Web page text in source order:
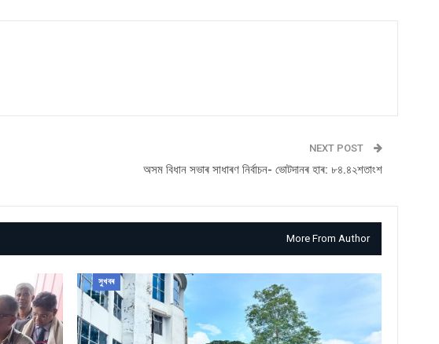
NEXT POST
অসম বিধান সভাৰ সাধাৰণ নিৰ্বাচন- ভোটদানৰ হাৰ: ৮৪.৪২শতাংশ
More From Author
সুখবৰ